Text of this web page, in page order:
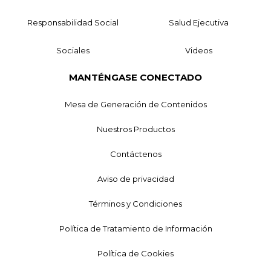
Responsabilidad Social Salud Ejecutiva
Sociales Videos
MANTÉNGASE CONECTADO
Mesa de Generación de Contenidos
Nuestros Productos
Contáctenos
Aviso de privacidad
Términos y Condiciones
Política de Tratamiento de Información
Política de Cookies